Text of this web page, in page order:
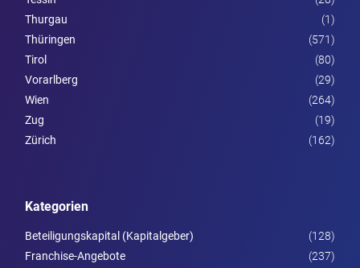
Thurgau
(1)
Thüringen
(571)
Tirol
(80)
Vorarl­berg
(29)
Wien
(264)
Zug
(19)
Zürich
(162)
Kategorien
Beteiligungskapital (Kapitalgeber)
(128)
Franchise-Angebote
(237)